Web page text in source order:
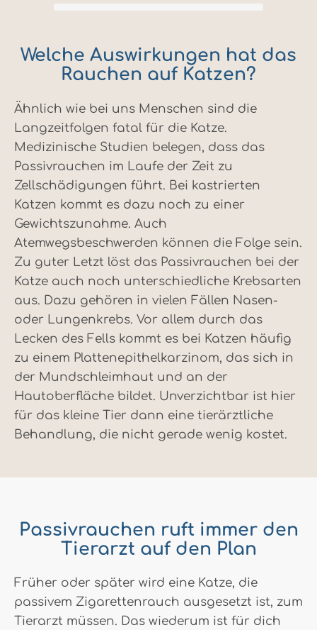
Welche Auswirkungen hat das
Rauchen auf Katzen?
Ähnlich wie bei uns Menschen sind die
Langzeitfolgen fatal für die Katze.
Medizinische Studien belegen, dass das
Passivrauchen im Laufe der Zeit zu
Zellschädigungen führt. Bei kastrierten
Katzen kommt es dazu noch zu einer
Gewichtszunahme. Auch
Atemwegsbeschwerden können die Folge sein.
Zu guter Letzt löst das Passivrauchen bei der
Katze auch noch unterschiedliche Krebsarten
aus. Dazu gehören in vielen Fällen Nasen-
oder Lungenkrebs. Vor allem durch das
Lecken des Fells kommt es bei Katzen häufig
zu einem Plattenepithelkarzinom, das sich in
der Mundschleimhaut und an der
Hautoberfläche bildet. Unverzichtbar ist hier
für das kleine Tier dann eine tierärztliche
Behandlung, die nicht gerade wenig kostet.
Passivrauchen ruft immer den
Tierarzt auf den Plan
Früher oder später wird eine Katze, die
passivem Zigarettenrauch ausgesetzt ist, zum
Tierarzt müssen. Das wiederum ist für dich